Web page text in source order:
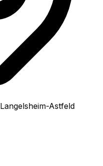
Langelsheim-Astfeld